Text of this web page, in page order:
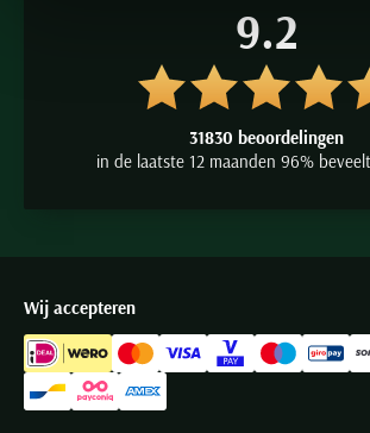
9.2
31830 beoordelingen
in de laatste 12 maanden 96%
Wij accepteren